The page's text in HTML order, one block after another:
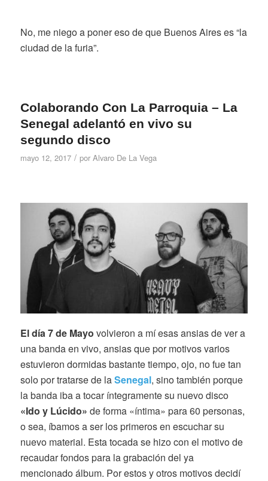
No, me niego a poner eso de que Buenos Aires es “la
ciudad de la furia”.
Colaborando Con La Parroquia – La
Senegal adelantó en vivo su
segundo disco
mayo 12, 2017 / por Alvaro De La Vega
El día 7 de Mayo volvieron a mí esas ansias de ver a
una banda en vivo, ansias que por motivos varios
estuvieron dormidas bastante tiempo, ojo, no fue tan
solo por tratarse de laSenegal, sino también porque
la banda iba a tocar íntegramente su nuevo disco
«Ido y Lúcido» de forma «íntima» para 60 personas,
o sea, íbamos a ser los primeros en escuchar su
nuevo material. Esta tocada se hizo con el motivo de
recaudar fondos para la grabación del ya
mencionado álbum. Por estos y otros motivos decidí